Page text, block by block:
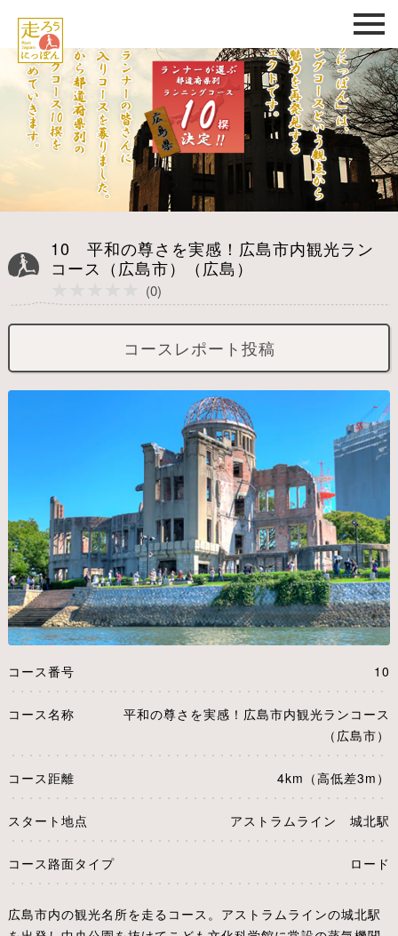
10 平和の尊さを実感！広島市内観光ラン
コース（広島市）（広島）
(0)
コースレポート投稿
コース番号 10
コース名称
平和の尊さを実感！広島市内観光ランコース
（広島市）
コース距離 4km（高低差3m）
スタート地点 アストラムライン 城北駅
コース路面タイプ ロード
広島市内の観光名所を走るコース。アストラムラインの城北駅